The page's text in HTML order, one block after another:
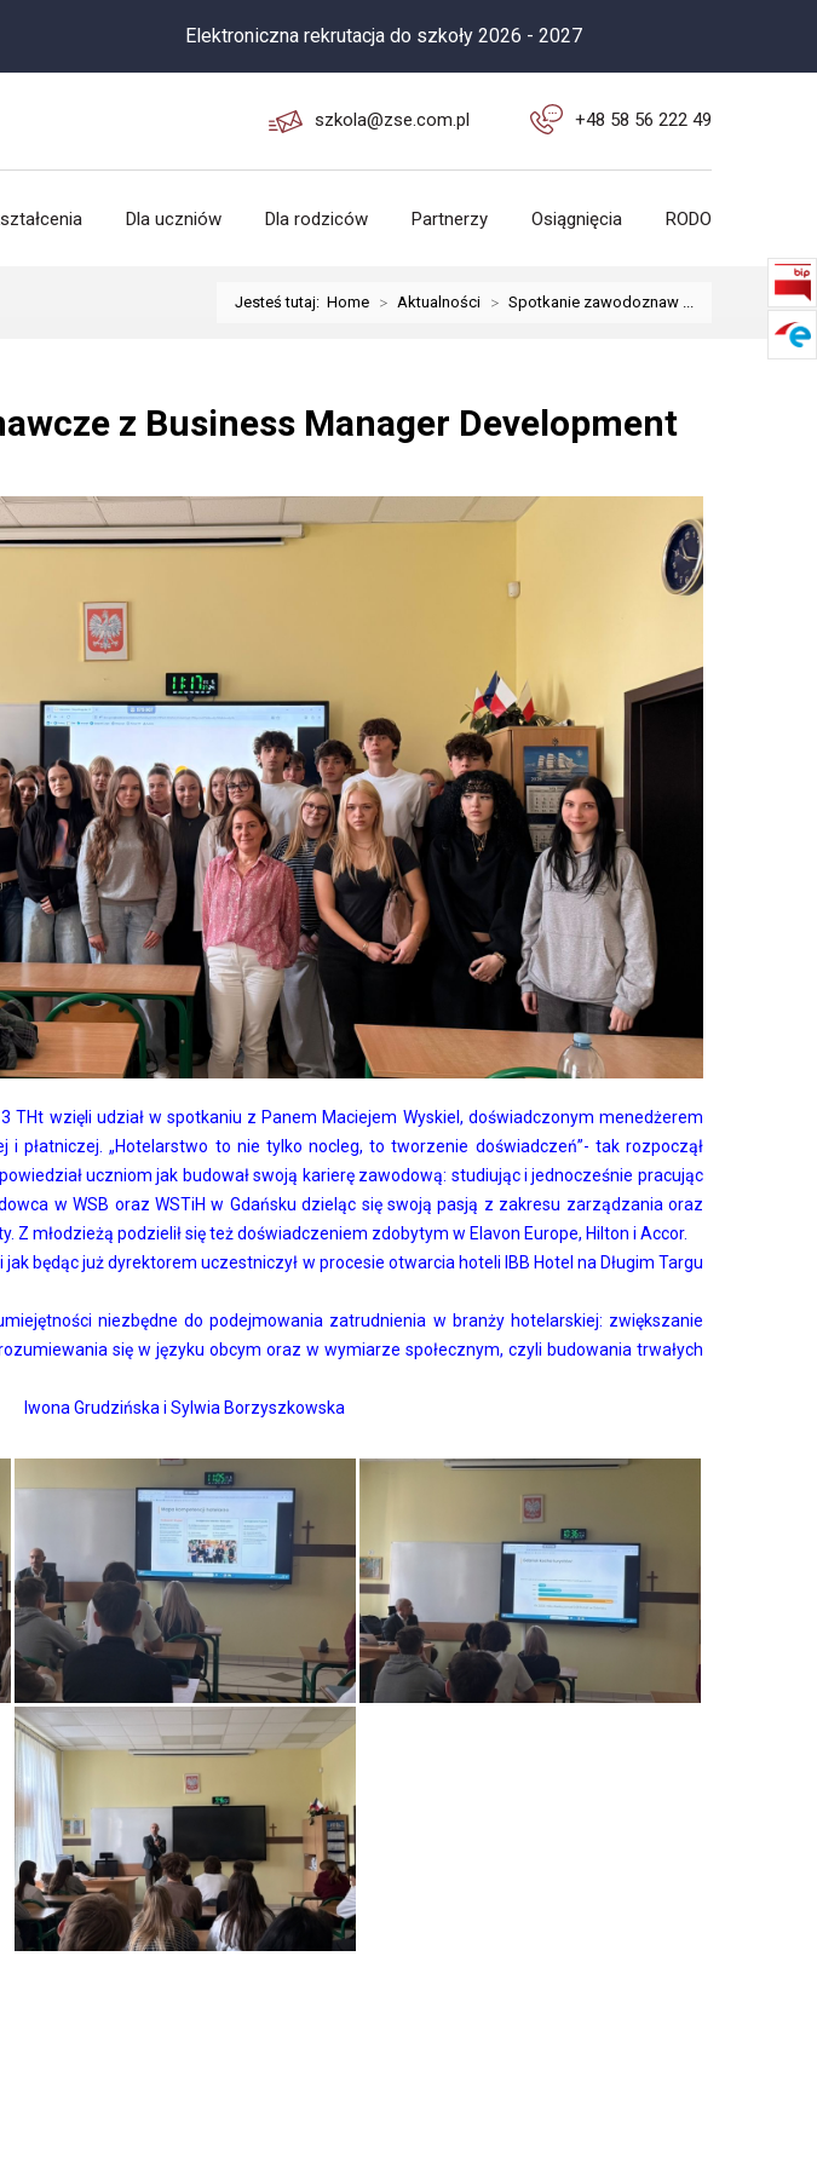
Elektroniczna rekrutacja do szkoły 2026 - 2027
szkola@zse.com.pl +48 58 56 222 49
Dla uczniów Dla rodziców Partnerzy Osiągnięcia RODO
Jesteś tutaj: Home > Aktualności > Spotkanie zawodoznaw ...
z Business Manager Development
THt wzięli udział w spotkaniu z Panem Maciejem Wyskiel, doświadczonym menedżerem
płatniczej. „Hotelarstwo to nie tylko nocleg, to tworzenie doświadczeń”- tak rozpoczął
uczniom jak budował swoją karierę zawodową: studiując i jednocześnie pracując
w WSB oraz WSTiH w Gdańsku dzieląc się swoją pasją z zakresu zarządzania oraz
Z młodzieżą podzielił się też doświadczeniem zdobytym w Elavon Europe, Hilton i Accor.
będąc już dyrektorem uczestniczył w procesie otwarcia hoteli IBB Hotel na Długim Targu
niezbędne do podejmowania zatrudnienia w branży hotelarskiej: zwiększanie
się w języku obcym oraz w wymiarze społecznym, czyli budowania trwałych
Iwona Grudzińska i Sylwia Borzyszkowska